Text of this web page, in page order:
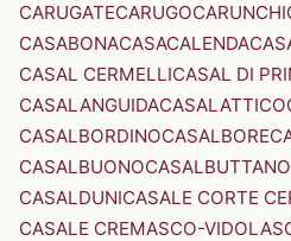
CARUGATECARUGO
CASABONACASACALENDA
CASAL CERMELLICASAL DI
CASALANGUIDACASALATTICO
CASALBORDINOCASALBORE
CASALBUONO
CASALDUNICASALE CORTE
CASALE CREMASCO-